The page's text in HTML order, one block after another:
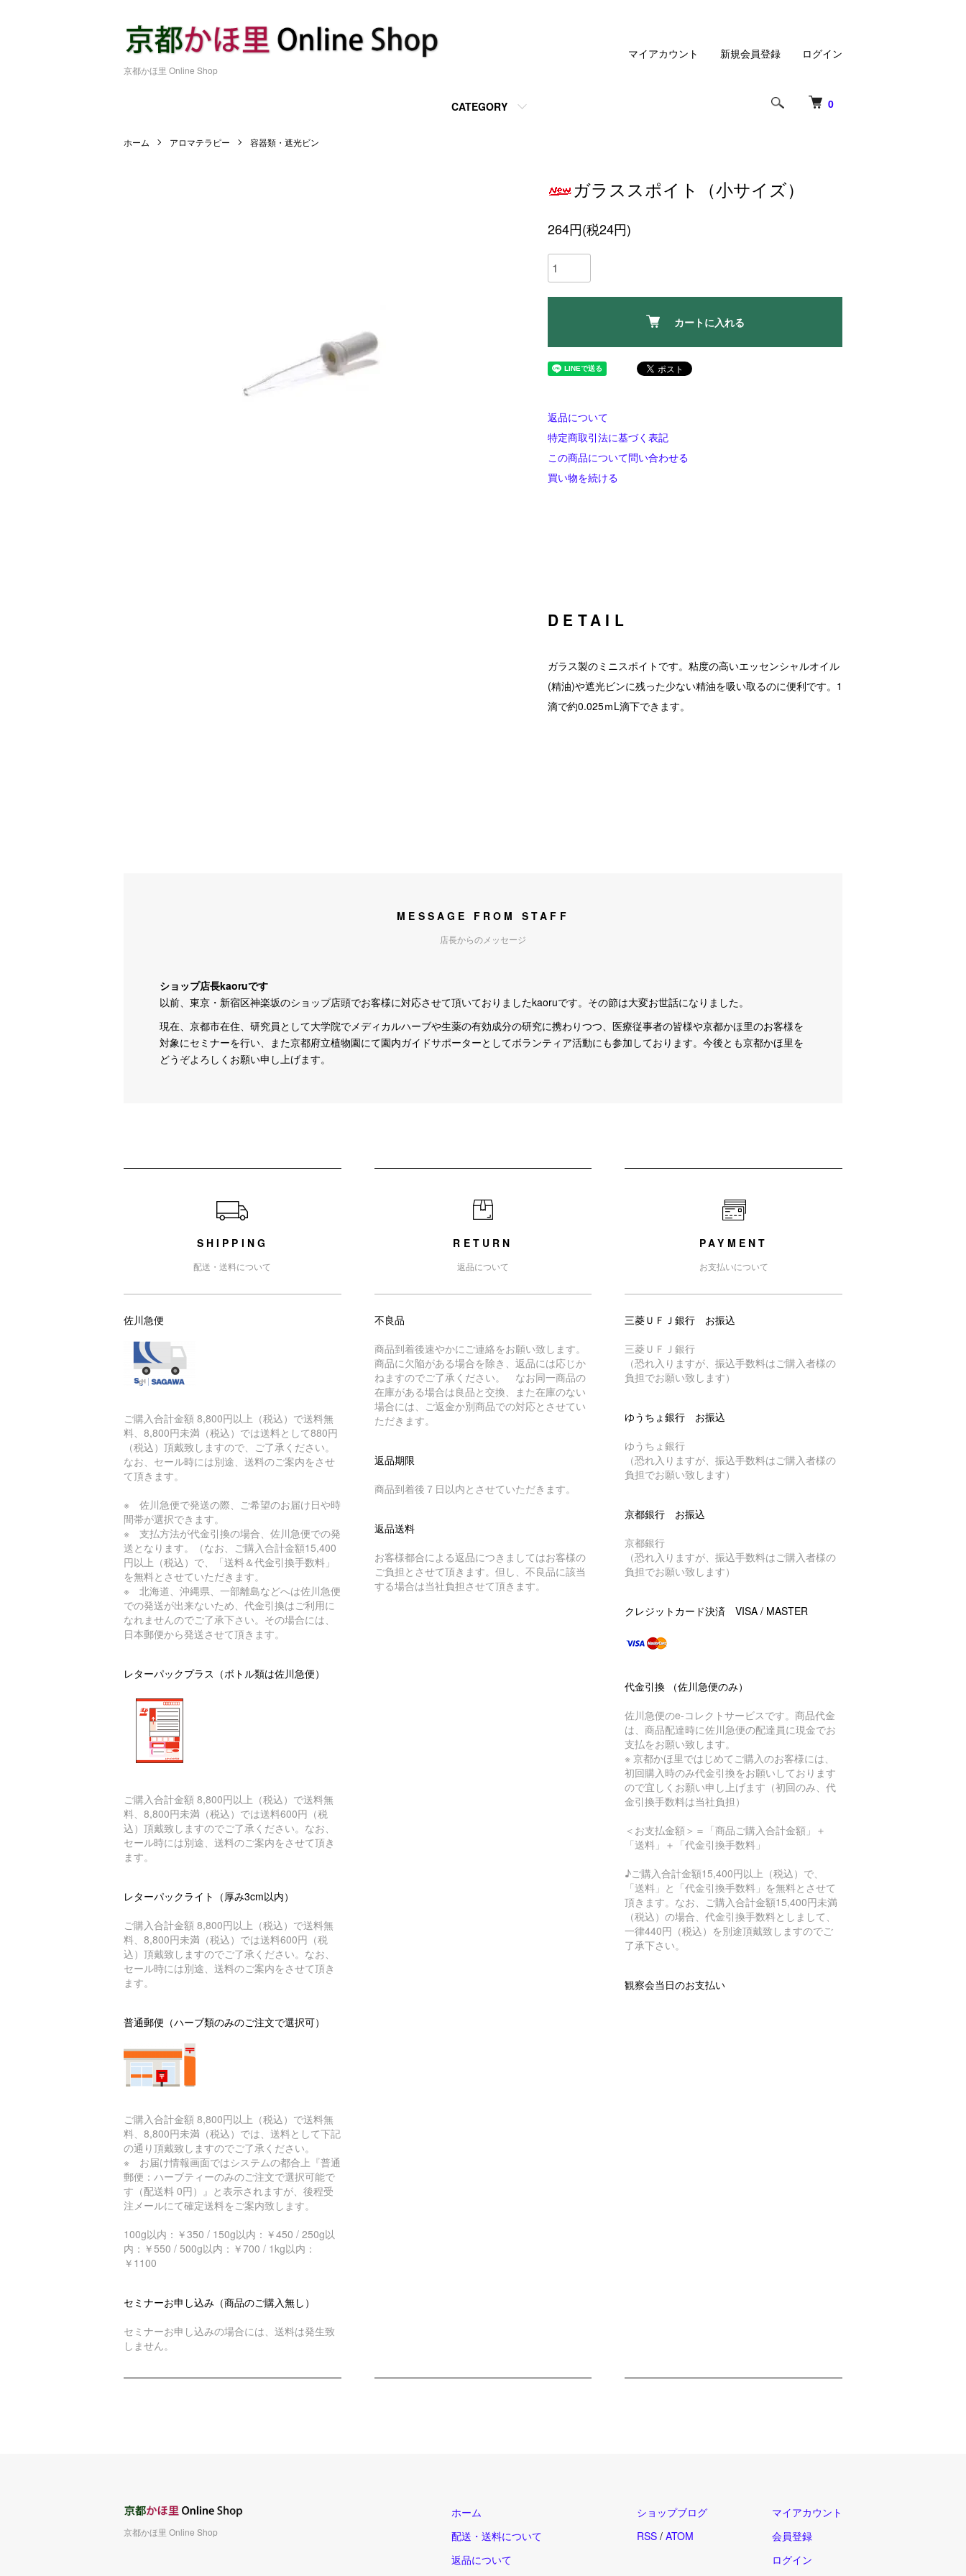
京都かほ里 Online Shop
0
CATEGORY
マイアカウント 新規会員登録 ログイン
ホーム アロマテラピー 容器類・遮光ビン
ガラススポイト（小サイズ）
264円(税24円)
カートに入れる
返品について
特定商取引法に基づく表記
この商品について問い合わせる
買い物を続ける
DETAIL
ガラス製のミニスポイトです。粘度の高いエッセンシャルオイル
(精油)や遮光ビンに残った少ない精油を吸い取るのに便利です。1
滴で約0.025ｍL滴下できます。
MESSAGE FROM STAFF
店長からのメッセージ
ショップ店長kaoruです
以前、東京・新宿区神楽坂のショップ店頭でお客様に対応させて頂いておりましたkaoruです。その節は大変お世話になりました。
現在、京都市在住、研究員として大学院でメディカルハーブや生薬の有効成分の研究に携わりつつ、医療従事者の皆様や京都かほ里のお客様を
対象にセミナーを行い、また京都府立植物園にて園内ガイドサポーターとしてボランティア活動にも参加しております。今後とも京都かほ里を
どうぞよろしくお願い申し上げます。
SHIPPING
配送・送料について
佐川急便
ご購入合計金額 8,800円以上（税込）で送料無
料、8,800円未満（税込）では送料として880円
（税込）頂戴致しますので、ご了承ください。
なお、セール時には別途、送料のご案内をさせ
て頂きます。
※ 佐川急便で発送の際、ご希望のお届け日や時
間帯が選択できます。
※ 支払方法が代金引換の場合、佐川急便での発
送となります。（なお、ご購入合計金額15,400
円以上（税込）で、「送料＆代金引換手数料」
を無料とさせていただきます。
※ 北海道、沖縄県、一部離島などへは佐川急便
での発送が出来ないため、代金引換はご利用に
なれませんのでご了承下さい。その場合には、
日本郵便から発送させて頂きます。
レターパックプラス（ボトル類は佐川急便）
ご購入合計金額 8,800円以上（税込）で送料無
料、8,800円未満（税込）では送料600円（税
込）頂戴致しますのでご了承ください。なお、
セール時には別途、送料のご案内をさせて頂き
ます。
レターパックライト（厚み3cm以内）
ご購入合計金額 8,800円以上（税込）で送料無
料、8,800円未満（税込）では送料600円（税
込）頂戴致しますのでご了承ください。なお、
セール時には別途、送料のご案内をさせて頂き
ます。
普通郵便（ハーブ類のみのご注文で選択可）
ご購入合計金額 8,800円以上（税込）で送料無
料、8,800円未満（税込）では、送料として下記
の通り頂戴致しますのでご了承ください。
※ お届け情報画面ではシステムの都合上『普通
郵便：ハーブティーのみのご注文で選択可能で
す（配送料 0円）』と表示されますが、後程受
注メールにて確定送料をご案内致します。
100g以内：￥350 / 150g以内：￥450 / 250g以
内：￥550 / 500g以内：￥700 / 1kg以内：
￥1100
セミナーお申し込み（商品のご購入無し）
セミナーお申し込みの場合には、送料は発生致
しません。
RETURN
返品について
不良品
商品到着後速やかにご連絡をお願い致します。
商品に欠陥がある場合を除き、返品には応じか
ねますのでご了承ください。 なお同一商品の
在庫がある場合は良品と交換、また在庫のない
場合には、ご返金か別商品での対応とさせてい
ただきます。
返品期限
商品到着後７日以内とさせていただきます。
返品送料
お客様都合による返品につきましてはお客様の
ご負担とさせて頂きます。但し、不良品に該当
する場合は当社負担させて頂きます。
PAYMENT
お支払いについて
三菱ＵＦＪ銀行 お振込
三菱ＵＦＪ銀行
（恐れ入りますが、振込手数料はご購入者様の
負担でお願い致します）
ゆうちょ銀行 お振込
ゆうちょ銀行
（恐れ入りますが、振込手数料はご購入者様の
負担でお願い致します）
京都銀行 お振込
京都銀行
（恐れ入りますが、振込手数料はご購入者様の
負担でお願い致します）
クレジットカード決済 VISA / MASTER
代金引換 （佐川急便のみ）
佐川急便のe-コレクトサービスです。商品代金
は、商品配達時に佐川急便の配達員に現金でお
支払をお願い致します。
※ 京都かほ里ではじめてご購入のお客様には、
初回購入時のみ代金引換をお願いしております
ので宜しくお願い申し上げます（初回のみ、代
金引換手数料は当社負担）
＜お支払金額＞＝「商品ご購入合計金額」＋
「送料」＋「代金引換手数料」
♪ご購入合計金額15,400円以上（税込）で、
「送料」と「代金引換手数料」を無料とさせて
頂きます。なお、ご購入合計金額15,400円未満
（税込）の場合、代金引換手数料としまして、
一律440円（税込）を別途頂戴致しますのでご
了承下さい。
観察会当日のお支払い
京都かほ里 Online Shop
ホーム
配送・送料について
返品について
ショップブログ
RSS / ATOM
マイアカウント
会員登録
ログイン